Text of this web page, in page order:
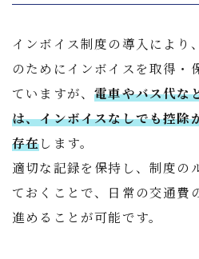
インボイス制度の導入により
のためにインボイスを取得・
ていますが、電車やバス代な
は、インボイスなしでも控除
存在します。
適切な記録を保持し、制度の
ておくことで、日常の交通費
進めることが可能です。